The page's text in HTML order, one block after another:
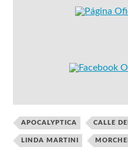
APOCALYPTICA CALLE
LINDA MARTINI